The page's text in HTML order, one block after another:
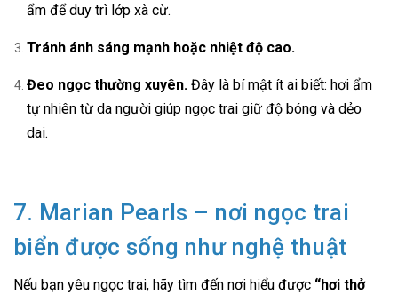
ẩm để duy trì lớp xà cừ.
Tránh ánh sáng mạnh hoặc nhiệt độ cao.
Đeo ngọc thường xuyên. Đây là bí mật ít ai biết: hơi ẩm
tự nhiên từ da người giúp ngọc trai giữ độ bóng và dẻo
dai.
7. Marian Pearls – nơi ngọc trai
biển được sống như nghệ thuật
Nếu bạn yêu ngọc trai, hãy tìm đến nơi hiểu được “hơi thở